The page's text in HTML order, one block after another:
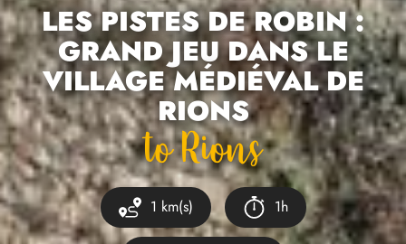
LES PISTES DE ROBIN :
GRAND JEU DANS LE
VILLAGE MÉDIÉVAL DE
RIONS
To Rions
1 km(s) 1h